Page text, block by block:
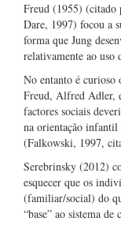
Freud (1955)
Dare, 1997) focou a
forma que Jung
relativamente ao uso
No entanto é curioso
Freud, Alfred Adler,
factores sociais
na orientação
(Falkowski, 1997,
Serebrinsky (2012)
esquecer que os
(familiar/social) do
“base” ao sistema